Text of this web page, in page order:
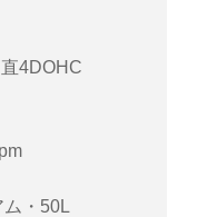
4DOHC
・50L